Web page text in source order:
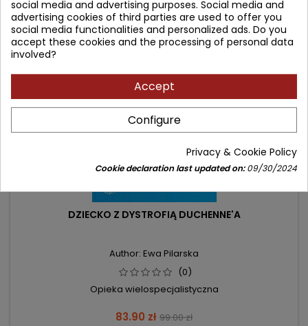
- 15.10 zł
New
DZIECKO Z DYSTROFIĄ DUCHENNE'A
Author: Ewa Pilarska
(0)
Opieka wielospecjalistyczna
Price
83.90 zł Regular
99.00 zł
favorite_border
social media and advertising purposes. Social media and
advertising cookies of third parties are used to offer you
social media functionalities and personalized ads. Do you
accept these cookies and the processing of personal data
involved?
Accept
Configure
Privacy & Cookie Policy
Cookie declaration last updated on:09/30/2024